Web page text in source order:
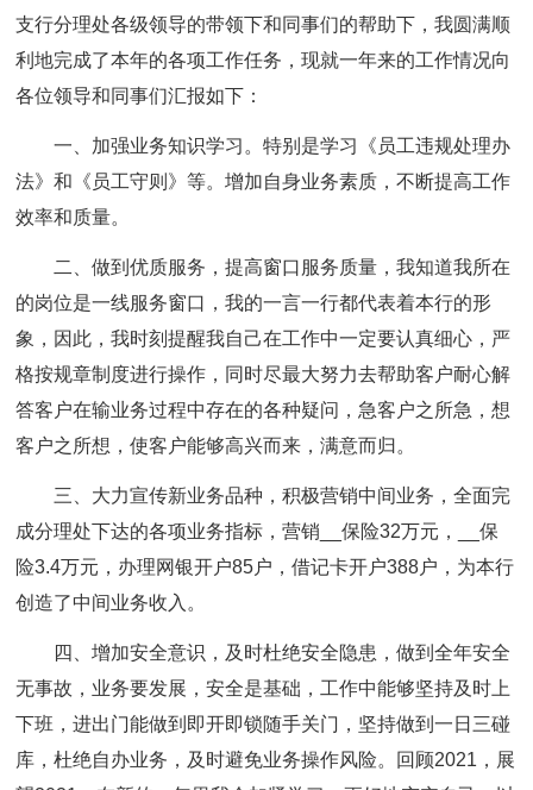
支行分理处各级领导的带领下和同事们的帮助下，我圆满顺
利地完成了本年的各项工作任务，现就一年来的工作情况向
各位领导和同事们汇报如下：
一、加强业务知识学习。特别是学习《员工违规处理办
法》和《员工守则》等。增加自身业务素质，不断提高工作
效率和质量。
二、做到优质服务，提高窗口服务质量，我知道我所在
的岗位是一线服务窗口，我的一言一行都代表着本行的形
象，因此，我时刻提醒我自己在工作中一定要认真细心，严
格按规章制度进行操作，同时尽最大努力去帮助客户耐心解
答客户在输业务过程中存在的各种疑问，急客户之所急，想
客户之所想，使客户能够高兴而来，满意而归。
三、大力宣传新业务品种，积极营销中间业务，全面完
成分理处下达的各项业务指标，营销__保险32万元，__保
险3.4万元，办理网银开户85户，借记卡开户388户，为本行
创造了中间业务收入。
四、增加安全意识，及时杜绝安全隐患，做到全年安全
无事故，业务要发展，安全是基础，工作中能够坚持及时上
下班，进出门能做到即开即锁随手关门，坚持做到一日三碰
库，杜绝自办业务，及时避免业务操作风险。 回顾2021，展